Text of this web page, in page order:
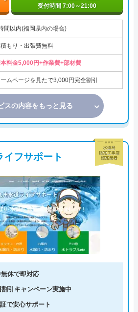
受付時間 7:00～21:00
間以内(福岡県内の場合)
積もり・出張費無料
料金5,000円+作業費+部材費
ムページを見たで3,000円完全割引
スの内容をもっと見る
イフサポート
休で即対応
引キャンペーン実施中
で安心サポート